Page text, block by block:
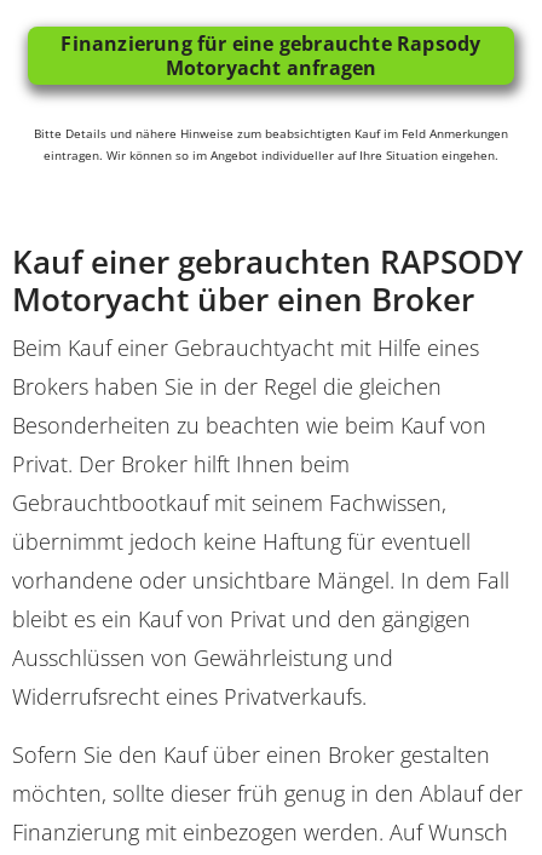
Finanzierung für eine gebrauchte Rapsody
Motoryacht anfragen
Bitte Details und nähere Hinweise zum beabsichtigten Kauf im Feld Anmerkungen
eintragen. Wir können so im Angebot individueller auf Ihre Situation eingehen.
Kauf einer gebrauchten RAPSODY
Motoryacht über einen Broker
Beim Kauf einer Gebrauchtyacht mit Hilfe eines
Brokers haben Sie in der Regel die gleichen
Besonderheiten zu beachten wie beim Kauf von
Privat. Der Broker hilft Ihnen beim
Gebrauchtbootkauf mit seinem Fachwissen,
übernimmt jedoch keine Haftung für eventuell
vorhandene oder unsichtbare Mängel. In dem Fall
bleibt es ein Kauf von Privat und den gängigen
Ausschlüssen von Gewährleistung und
Widerrufsrecht eines Privatverkaufs.
Sofern Sie den Kauf über einen Broker gestalten
möchten, sollte dieser früh genug in den Ablauf der
Finanzierung mit einbezogen werden. Auf Wunsch